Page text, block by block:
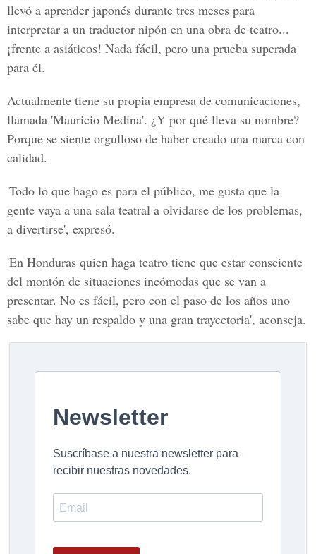
llevó a aprender japonés durante tres meses para
interpretar a un traductor nipón en una obra de teatro...
¡frente a asiáticos! Nada fácil, pero una prueba superada
para él.
Actualmente tiene su propia empresa de comunicaciones,
llamada 'Mauricio Medina'. ¿Y por qué lleva su nombre?
Porque se siente orgulloso de haber creado una marca con
calidad.
'Todo lo que hago es para el público, me gusta que la
gente vaya a una sala teatral a olvidarse de los problemas,
a divertirse', expresó.
'En Honduras quien haga teatro tiene que estar consciente
del montón de situaciones incómodas que se van a
presentar. No es fácil, pero con el paso de los años uno
sabe que hay un respaldo y una gran trayectoria', aconseja.